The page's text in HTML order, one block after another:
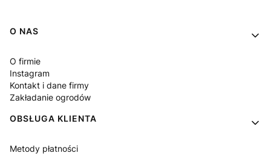
Linki w stopce
O NAS
O firmie
Instagram
Kontakt i dane firmy
Zakładanie ogrodów
OBSŁUGA KLIENTA
Metody płatności